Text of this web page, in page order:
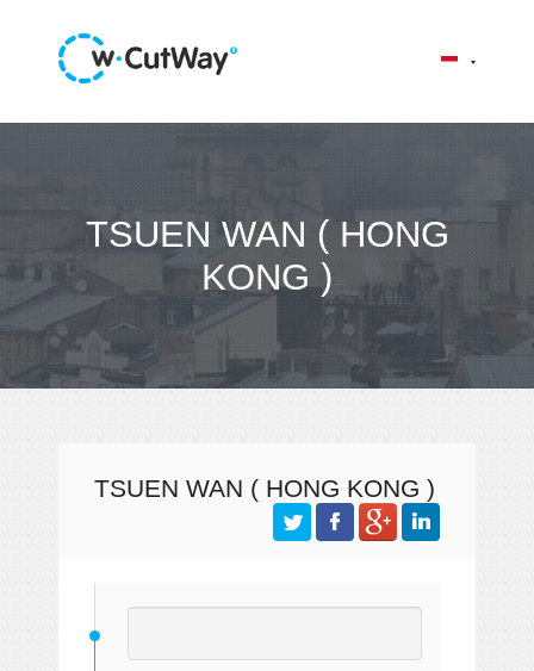
TSUEN WAN ( HONG
KONG )
TSUEN WAN ( HONG KONG )